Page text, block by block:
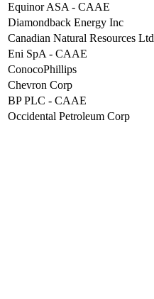
Equinor ASA - CAAE
Diamondback Energy Inc
Canadian Natural Resources Ltd
Eni SpA - CAAE
ConocoPhillips
Chevron Corp
BP PLC - CAAE
Occidental Petroleum Corp